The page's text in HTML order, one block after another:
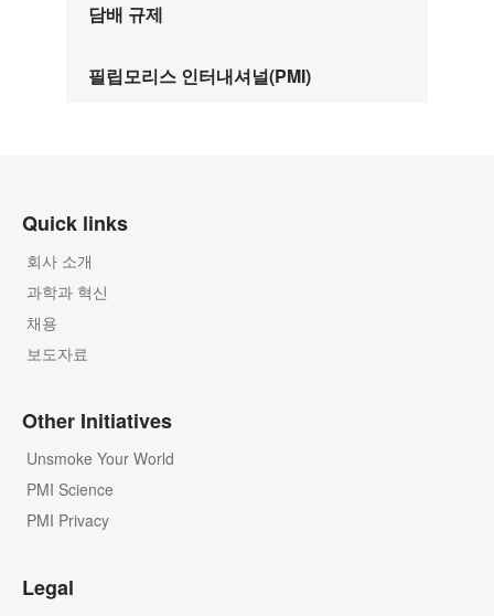
담배 규제
필립모리스 인터내셔널(PMI)
Quick links
회사 소개
과학과 혁신
채용
보도자료
Other Initiatives
Unsmoke Your World
PMI Science
PMI Privacy
Legal